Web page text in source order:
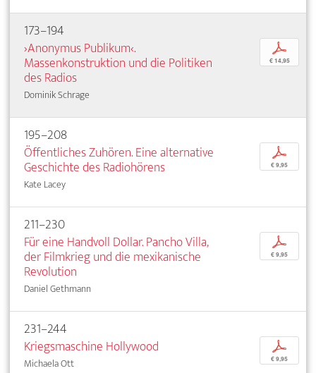
173–194
›Anonymus Publikum‹.
Massenkonstruktion und die Politiken
des Radios
Dominik Schrage
p
€ 14,95
195–208
Öffentliches Zuhören. Eine alternative
Geschichte des Radiohörens
Kate Lacey
p
€ 9,95
211–230
Für eine Handvoll Dollar. Pancho Villa,
der Filmkrieg und die mexikanische
Revolution
Daniel Gethmann
p
€ 9,95
231–244
Kriegsmaschine Hollywood
Michaela Ott
p
€ 9,95